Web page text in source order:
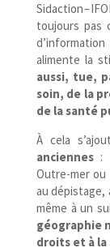
Sidaction –
toujours pas
alimente la
aussi, tue,
soin, de la
de la santé
À cela
anciennes:
Outre-​mer ou
au dépistage,
même à un
géographie
droits et à la